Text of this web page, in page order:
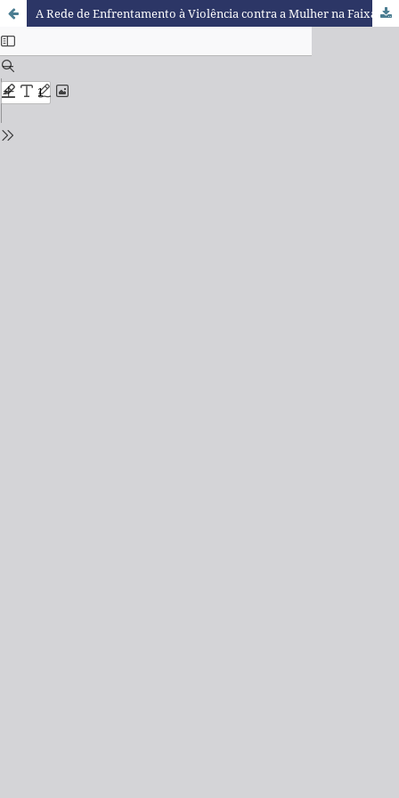
A Rede de Enfrentamento à Violência contra a Mulher na Faixa de Fronteira: em Busca da Visibilidade